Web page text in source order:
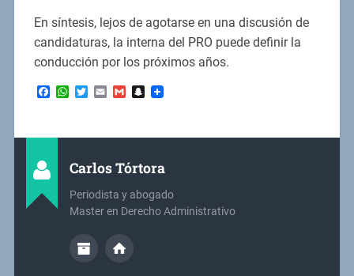
En síntesis, lejos de agotarse en una discusión de
candidaturas, la interna del PRO puede definir la
conducción por los próximos años.
Facebook
WhatsApp
Twitter
EmailGmailSnapchat
Carlos Tórtora
Periodista y abogado
Master en Derecho Administrativo